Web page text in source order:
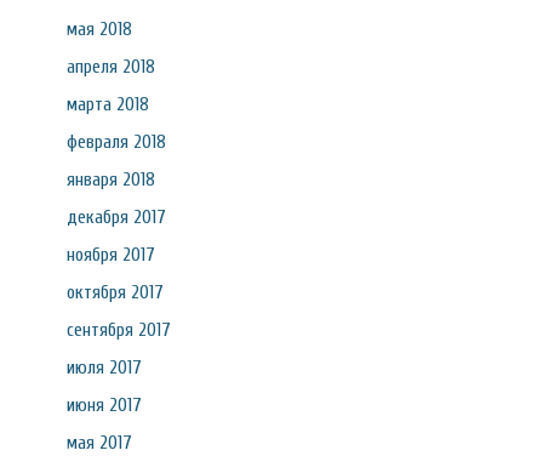
мая 2018
апреля 2018
марта 2018
февраля 2018
января 2018
декабря 2017
ноября 2017
октября 2017
сентября 2017
июля 2017
июня 2017
мая 2017